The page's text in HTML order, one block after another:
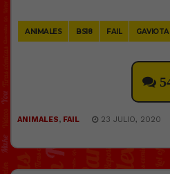
ANIMALES BS18 FAIL
ANIMALES, FAIL 23 JULIO, 2020